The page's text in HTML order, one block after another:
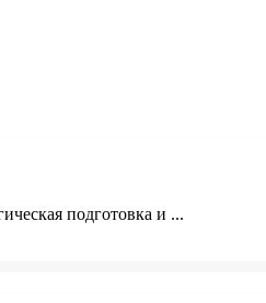
подготовка и ...